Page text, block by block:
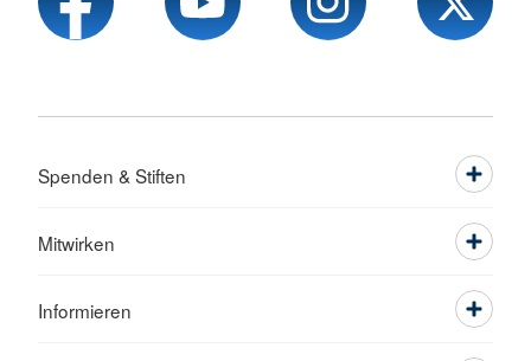
Spenden & Stiften
Mitwirken
Informieren